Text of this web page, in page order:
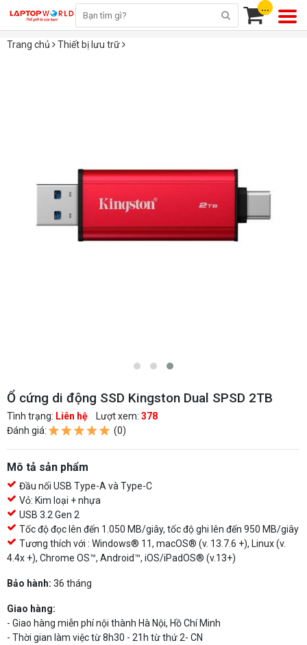
...
Trang chủ Thiết bị lưu trữ
Ổ cứng di động SSD Kingston Dual SPSD 2TB
Tình trạng: Liên hệ Lượt xem: 378
Đánh giá:
(0)
Mô tả sản phẩm
Đầu nối USB Type-A và Type-C
Vỏ: Kim loại + nhựa
USB 3.2 Gen 2
Tốc độ đọc lên đến 1.050 MB/giây, tốc độ ghi lên đến 950 MB/giây
Tương thích với : Windows® 11, macOS® (v. 13.7.6 +), Linux (v.
4.4x +), Chrome OS™, Android™, iOS/iPadOS® (v.13+)
Bảo hành: 36 tháng
Giao hàng:
- Giao hàng miễn phí nội thành Hà Nội, Hồ Chí Minh
- Thời gian làm việc từ 8h30 - 21h từ thứ 2- CN